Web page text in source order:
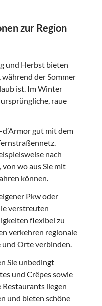
zur Region
und Herbst bieten
der Sommer
ist. Im Winter
raue
gut mit dem
nach
wo aus Sie mit
können.
Pkw oder
verstreuten
flexibel zu
verkehren regionale
und Orte verbinden.
Sie unbedingt
und Crêpes sowie
Restaurants liegen
und bieten schöne